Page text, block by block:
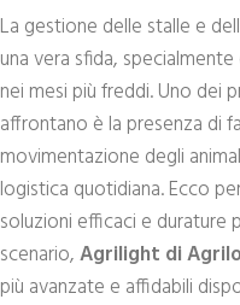
La gestione delle stalle e
una vera sfida,
nei mesi più freddi. Uno dei
affrontano è la presenza di
movimentazione degli
logistica quotidiana. Ecco
soluzioni efficaci e durature
scenario,Agrilight di
più avanzate e affidabili